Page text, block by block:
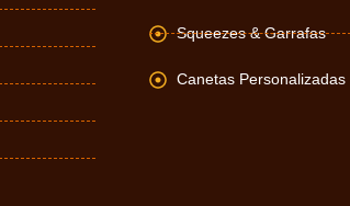
Squeezes & Garrafas
Canetas Personalizadas